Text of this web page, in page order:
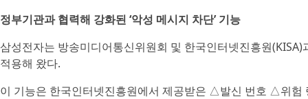
정부기관과 협력해 강화된 ‘악성 메시지 차단’ 기능
삼성전자는 방송미디어통신위원회 및 한국인터넷진흥원
적용해 왔다.
이 기능은 한국인터넷진흥원에서 제공받은 △발신 번호 △위